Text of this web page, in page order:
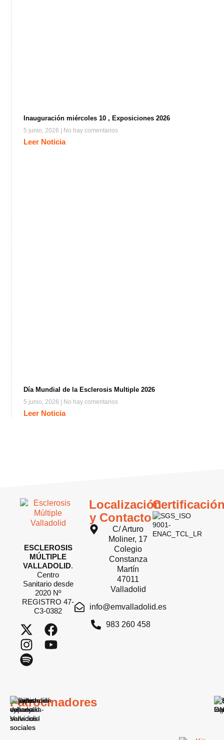
Inauguración miércoles 10 , Exposiciones 2026
5 junio, 2026 No hay comentarios
Leer Noticia
Día Mundial de la Esclerosis Multiple 2026
5 junio, 2026 No hay comentarios
Leer Noticia
ESCLEROSIS
MÚLTIPLE
VALLADOLID.
Centro
Sanitario desde
2020 Nº
REGISTRO 47-
C3-0382
Localización
y Contacto
C/ Arturo
Moliner, 17
Colegio
Constanza
Martín
47011
Valladolid
info@emvalladolid.es
983 260 458
Patrocinadores